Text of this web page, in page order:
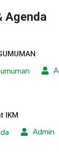
Agenda
IKM
Admin